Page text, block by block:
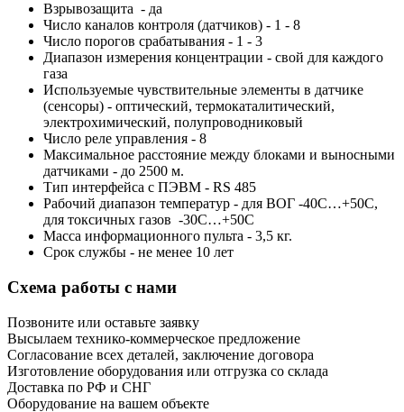
Взрывозащита - да
Число каналов контроля (датчиков) - 1 - 8
Число порогов срабатывания - 1 - 3
Диапазон измерения концентрации - свой для каждого
газа
Используемые чувствительные элементы в датчике
(сенсоры) - оптический, термокаталитический,
электрохимический, полупроводниковый
Число реле управления - 8
Максимальное расстояние между блоками и выносными
датчиками - до 2500 м.
Тип интерфейса с ПЭВМ - RS 485
Рабочий диапазон температур - для ВОГ -40С…+50С,
для токсичных газов -30С…+50С
Масса информационного пульта - 3,5 кг.
Срок службы - не менее 10 лет
Схема работы с нами
Позвоните или оставьте заявку
Высылаем технико-коммерческое предложение
Согласование всех деталей, заключение договора
Изготовление оборудования или отгрузка со склада
Доставка по РФ и СНГ
Оборудование на вашем объекте